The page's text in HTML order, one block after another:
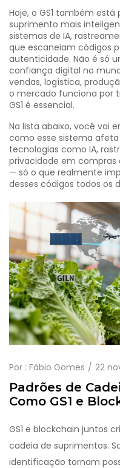
Hoje, o GS1 também
suprimento mais
sistemas de IA,
que escaneiam códigos
autenticidade. Não é só
confiança digital no
vendas, logística,
o mercado funciona por
GS1 é essencial.
Na lista abaixo, você vai
como esse sistema
tecnologias como IA,
privacidade em compras
— só o que realmente
desses códigos todos os
Por : Fábio Gomes 22
Padrões de
Como GS1 e
GS1 e blockchain juntos
cadeia de suprimentos.
identificação tornam